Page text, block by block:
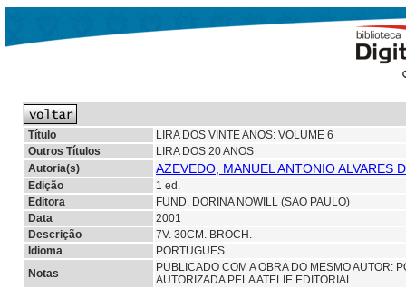
Título
LIRA DOS VINTE ANOS: VOLUME 6
Outros Títulos
LIRA DOS 20 ANOS
Autoria(s)
AZEVEDO, MANUEL ANTONIO ALVARES
Edição
1 ed.
Editora
FUND. DORINA NOWILL (SAO PAULO)
Data
2001
Descrição
7V. 30CM. BROCH.
Idioma
PORTUGUES
Notas
PUBLICADO COM A OBRA DO MESMO AUTOR:
AUTORIZADA PELA ATELIE EDITORIAL.